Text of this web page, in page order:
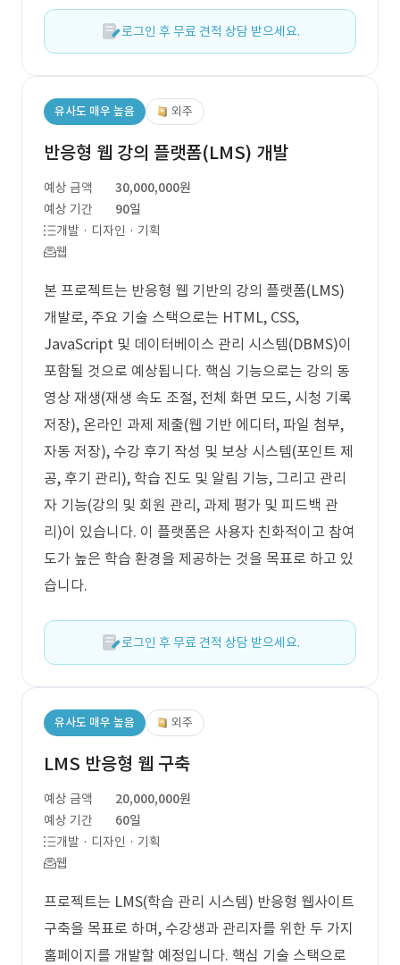
로그인 후 무료 견적 상담 받으세요.
유사도 매우 높음 외주
반응형 웹 강의 플랫폼(LMS) 개발
예상 금액
30,000,000원
예상 기간
90일
개발 · 디자인 · 기획
웹
본 프로젝트는 반응형 웹 기반의 강의 플랫폼(LMS)
개발로, 주요 기술 스택으로는 HTML, CSS,
JavaScript 및 데이터베이스 관리 시스템(DBMS)이
포함될 것으로 예상됩니다. 핵심 기능으로는 강의 동
영상 재생(재생 속도 조절, 전체 화면 모드, 시청 기록
저장), 온라인 과제 제출(웹 기반 에디터, 파일 첨부,
자동 저장), 수강 후기 작성 및 보상 시스템(포인트 제
공, 후기 관리), 학습 진도 및 알림 기능, 그리고 관리
자 기능(강의 및 회원 관리, 과제 평가 및 피드백 관
리)이 있습니다. 이 플랫폼은 사용자 친화적이고 참여
도가 높은 학습 환경을 제공하는 것을 목표로 하고 있
습니다.
로그인 후 무료 견적 상담 받으세요.
유사도 매우 높음 외주
LMS 반응형 웹 구축
예상 금액
20,000,000원
예상 기간
60일
개발 · 디자인 · 기획
웹
프로젝트는 LMS(학습 관리 시스템) 반응형 웹사이트
구축을 목표로 하며, 수강생과 관리자를 위한 두 가지
홈페이지를 개발할 예정입니다. 핵심 기술 스택으로